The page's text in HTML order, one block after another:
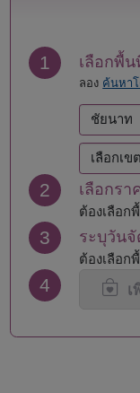
เชียงราย
เชียงใหม่
ตรัง
ตราด
ตาก
นครนายก
นครปฐม
นครพนม
นครราชสีมา
นครศรีธรรม
นครสวรรค์
นนทบุรี
1 เลือกพื้
ลอง ค้นหา
2 เลือกรา
ต้องเลือก
3 ระบุวันจั
ต้องเลือก
4 เ